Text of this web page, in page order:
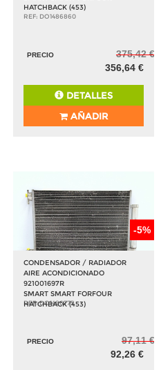
HATCHBACK (453)
REF: DO1486860
PRECIO
375,42 €
356,64 €
DETALLES
AÑADIR
-5%
CONDENSADOR / RADIADOR
AIRE ACONDICIONADO
921001697R
SMART SMART FORFOUR
HATCHBACK (453)
REF: DO1486775
PRECIO
97,11 €
92,26 €